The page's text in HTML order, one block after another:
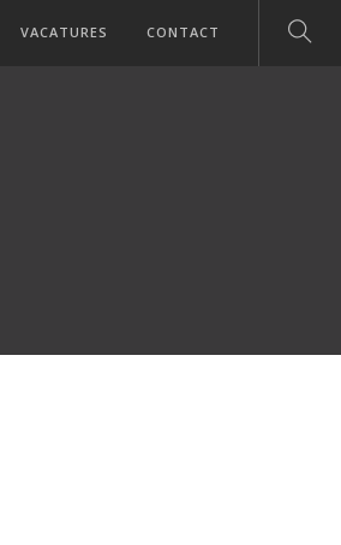
VACATURES CONTACT